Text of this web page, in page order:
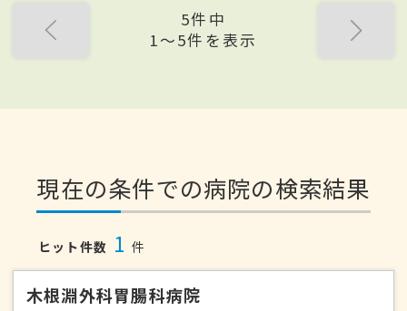
5件中
1〜5件を表示
現在の条件での病院の検索結果
ヒット件数 1 件
木根淵外科胃腸科病院